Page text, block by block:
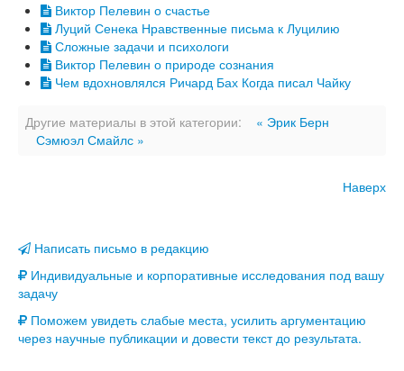
Виктор Пелевин о счастье
Луций Сенека Нравственные письма к Луцилию
Сложные задачи и психологи
Виктор Пелевин о природе сознания
Чем вдохновлялся Ричард Бах Когда писал Чайку
Другие материалы в этой категории:
« Эрик Берн
Сэмюэл Смайлс »
Наверх
Написать письмо в редакцию
Индивидуальные и корпоративные исследования под вашу
задачу
Поможем увидеть слабые места, усилить аргументацию
через научные публикации и довести текст до результата.